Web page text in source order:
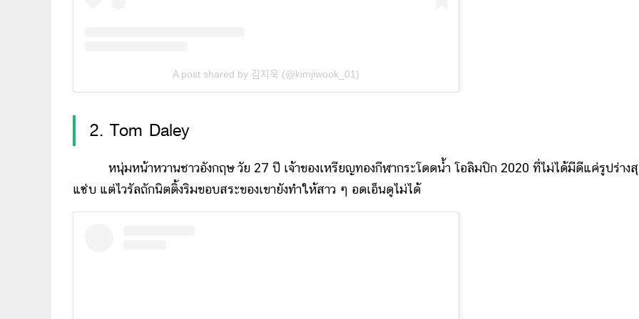
A post shared by 김지욱 (@kimjiwook_01)
2. Tom Daley
หนุ่มหน้าหวานชาวอังกฤษ วัย 27 ปี เจ้าของเหรียญทองกีฬากระโดดน้ำ โอลิมปิก 2020 ที่ไม่ได้มีดีแค่รูปร่าง
แซ่บ แต่ไวรัลถักนิตติ้งริมขอบสระของเขายังทำให้สาว ๆ อดเอ็นดูไม่ได้